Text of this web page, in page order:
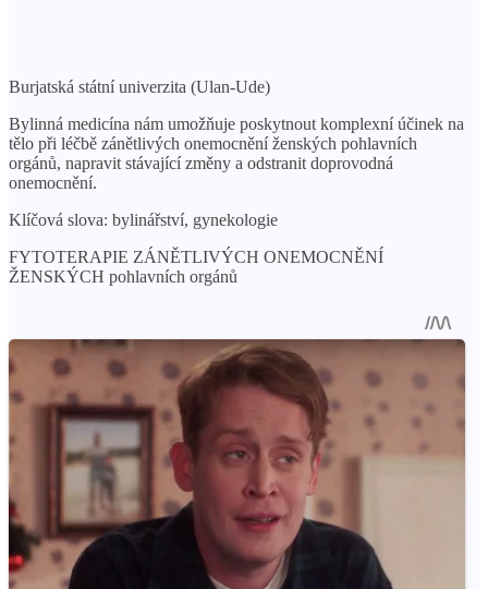
Burjatská státní univerzita (Ulan-Ude)
Bylinná medicína nám umožňuje poskytnout komplexní účinek na
tělo při léčbě zánětlivých onemocnění ženských pohlavních
orgánů, napravit stávající změny a odstranit doprovodná
onemocnění.
Klíčová slova: bylinářství, gynekologie
FYTOTERAPIE ZÁNĚTLIVÝCH ONEMOCNĚNÍ
ŽENSKÝCH pohlavních orgánů